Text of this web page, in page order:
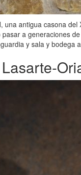
antigua casona
a generaciones
y sala y